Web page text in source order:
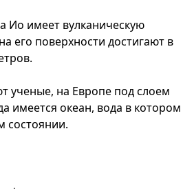
Ио имеет вулканическую
его поверхности достигают в
ученые, на Европе под слоем
имеется океан, вода в котором
состоянии.